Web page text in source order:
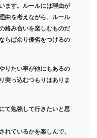
ます。ルールには理由が
由を考えながら、ルール
絡み合いを楽しむものだ
らば余り優劣をつけるの
りたい事が他にもあるの
突っ込むつもりはありま
て勉強して行きたいと思
れているかを楽しんで、